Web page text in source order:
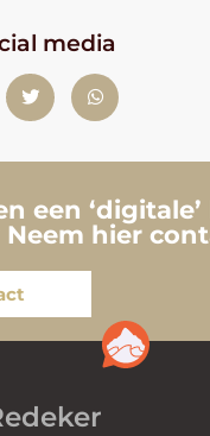
media
een
hier